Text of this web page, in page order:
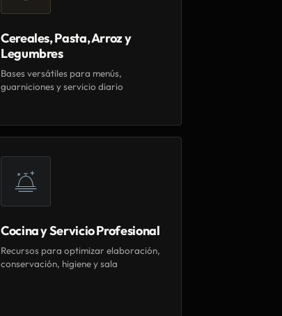
Cereales, Pasta, Arroz y
Legumbres
Bases versátiles para menús,
guarniciones y servicio diario
Cocina y Servicio Profesional
Recursos para optimizar elaboración,
conservación, higiene y sala